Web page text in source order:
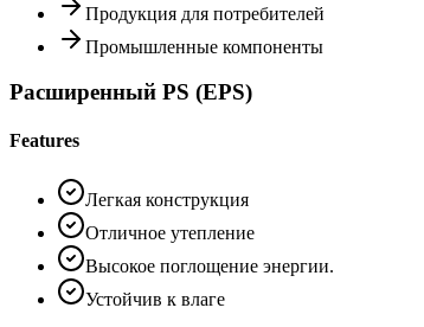
Продукция для потребителей
Промышленные компоненты
Расширенный PS (EPS)
Features
Легкая конструкция
Отличное утепление
Высокое поглощение энергии.
Устойчив к влаге